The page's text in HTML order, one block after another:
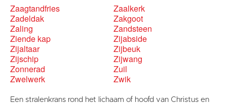
Zaagtandfries
Zaalkerk
Zadeldak
Zakgoot
Zaling
Zandsteen
Ziende kap
Zijabside
Zijaltaar
Zijbeuk
Zijschip
Zijwang
Zonnerad
Zuil
Zwelwerk
Zwik
Een stralenkrans rond het lichaam of hoofd van Christus en